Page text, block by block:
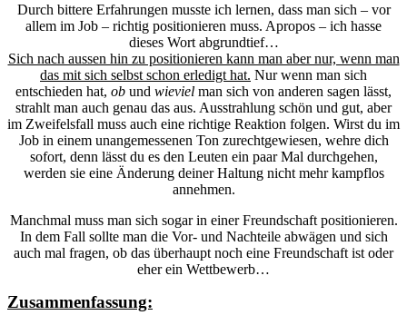
Durch bittere Erfahrungen musste ich lernen, dass man sich – vor
allem im Job – richtig positionieren muss. Apropos – ich hasse
dieses Wort abgrundtief…
Sich nach aussen hin zu positionieren kann man aber nur, wenn man
das mit sich selbst schon erledigt hat. Nur wenn man sich
entschieden hat, ob und wieviel man sich von anderen sagen lässt,
strahlt man auch genau das aus. Ausstrahlung schön und gut, aber
im Zweifelsfall muss auch eine richtige Reaktion folgen. Wirst du im
Job in einem unangemessenen Ton zurechtgewiesen, wehre dich
sofort, denn lässt du es den Leuten ein paar Mal durchgehen,
werden sie eine Änderung deiner Haltung nicht mehr kampflos
annehmen.
Manchmal muss man sich sogar in einer Freundschaft positionieren.
In dem Fall sollte man die Vor- und Nachteile abwägen und sich
auch mal fragen, ob das überhaupt noch eine Freundschaft ist oder
eher ein Wettbewerb…
Zusammenfassung: